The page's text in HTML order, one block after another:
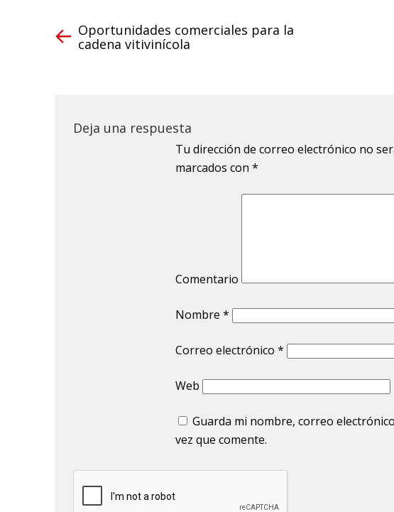
Oportunidades comerciales para la
cadena vitivinícola
Deja una respuesta
Tu dirección de correo electrónico no
marcados con *
Comentario
Nombre *
Correo electrónico *
Web
Guarda mi nombre, correo
vez que comente.